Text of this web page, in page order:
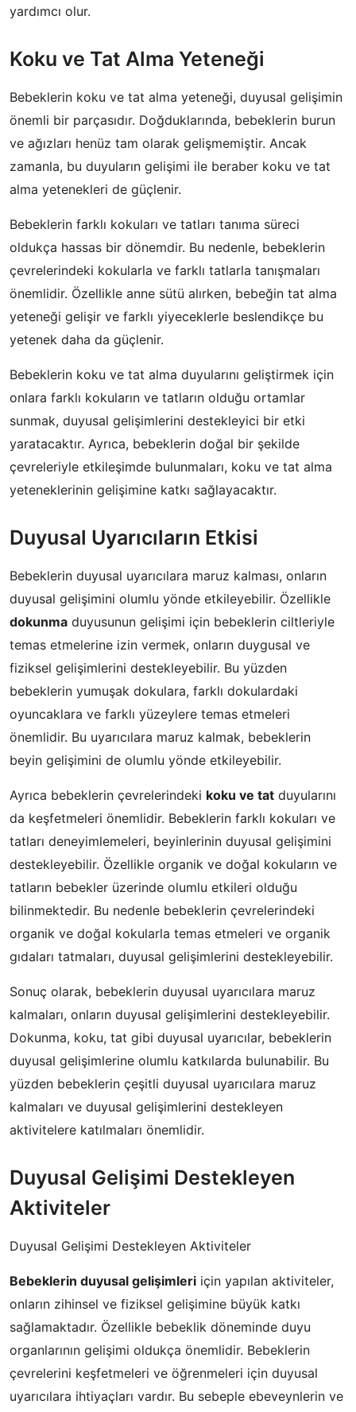
yardımcı olur.
Koku ve Tat Alma Yeteneği
Bebeklerin koku ve tat alma yeteneği, duyusal gelişimin
önemli bir parçasıdır. Doğduklarında, bebeklerin burun
ve ağızları henüz tam olarak gelişmemiştir. Ancak
zamanla, bu duyuların gelişimi ile beraber koku ve tat
alma yetenekleri de güçlenir.
Bebeklerin farklı kokuları ve tatları tanıma süreci
oldukça hassas bir dönemdir. Bu nedenle, bebeklerin
çevrelerindeki kokularla ve farklı tatlarla tanışmaları
önemlidir. Özellikle anne sütü alırken, bebeğin tat alma
yeteneği gelişir ve farklı yiyeceklerle beslendikçe bu
yetenek daha da güçlenir.
Bebeklerin koku ve tat alma duyularını geliştirmek için
onlara farklı kokuların ve tatların olduğu ortamlar
sunmak, duyusal gelişimlerini destekleyici bir etki
yaratacaktır. Ayrıca, bebeklerin doğal bir şekilde
çevreleriyle etkileşimde bulunmaları, koku ve tat alma
yeteneklerinin gelişimine katkı sağlayacaktır.
Duyusal Uyarıcıların Etkisi
Bebeklerin duyusal uyarıcılara maruz kalması, onların
duyusal gelişimini olumlu yönde etkileyebilir. Özellikle
dokunma duyusunun gelişimi için bebeklerin ciltleriyle
temas etmelerine izin vermek, onların duygusal ve
fiziksel gelişimlerini destekleyebilir. Bu yüzden
bebeklerin yumuşak dokulara, farklı dokulardaki
oyuncaklara ve farklı yüzeylere temas etmeleri
önemlidir. Bu uyarıcılara maruz kalmak, bebeklerin
beyin gelişimini de olumlu yönde etkileyebilir.
Ayrıca bebeklerin çevrelerindeki koku ve tat duyularını
da keşfetmeleri önemlidir. Bebeklerin farklı kokuları ve
tatları deneyimlemeleri, beyinlerinin duyusal gelişimini
destekleyebilir. Özellikle organik ve doğal kokuların ve
tatların bebekler üzerinde olumlu etkileri olduğu
bilinmektedir. Bu nedenle bebeklerin çevrelerindeki
organik ve doğal kokularla temas etmeleri ve organik
gıdaları tatmaları, duyusal gelişimlerini destekleyebilir.
Sonuç olarak, bebeklerin duyusal uyarıcılara maruz
kalmaları, onların duyusal gelişimlerini destekleyebilir.
Dokunma, koku, tat gibi duyusal uyarıcılar, bebeklerin
duyusal gelişimlerine olumlu katkılarda bulunabilir. Bu
yüzden bebeklerin çeşitli duyusal uyarıcılara maruz
kalmaları ve duyusal gelişimlerini destekleyen
aktivitelere katılmaları önemlidir.
Duyusal Gelişimi Destekleyen
Aktiviteler
Duyusal Gelişimi Destekleyen Aktiviteler
Bebeklerin duyusal gelişimleri için yapılan aktiviteler,
onların zihinsel ve fiziksel gelişimine büyük katkı
sağlamaktadır. Özellikle bebeklik döneminde duyu
organlarının gelişimi oldukça önemlidir. Bebeklerin
çevrelerini keşfetmeleri ve öğrenmeleri için duyusal
uyarıcılara ihtiyaçları vardır. Bu sebeple ebeveynlerin ve